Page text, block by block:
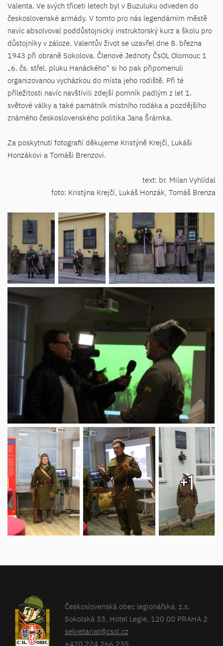
Valenta. Ve svých třiceti letech byl v Buzuluku odveden do
československé armády. V tomto pro nás legendárním městě
navíc absolvoval poddůstojnický instruktorský kurz a školu pro
důstojníky v záloze. Valentův život se uzavřel dne 8. března
1943 při obraně Sokolova. Členové Jednoty ČsOL Olomouc 1
„6. čs. střel. pluku Hanáckého“ si ho pak připomenuli
organizovanou vycházkou do místa jeho rodiště. Při té
příležitosti navíc navštívili zdejší pomník padlým z let 1.
světové války a také památník místního rodáka a pozdějšího
známého československého politika Jana Šrámka.
Za poskytnutí fotografií děkujeme Kristýně Krejčí, Lukáši
Honzákovi a Tomáši Brenzovi.
text: br. Milan Vyhlídal
foto: Kristýna Krejčí, Lukáš Honzák, Tomáš Brenza
+1
Československá obec legionářská, z.s.
Sokolská 33, Hotel Legie, 120 00 PRAHA 2
sekretariat@csol.cz
+420 224 266 235